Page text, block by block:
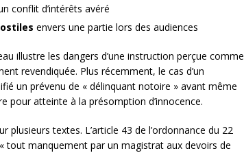
conflit d’intérêts avéré
envers une partie lors des audiences
illustre les dangers d’une instruction perçue comme
revendiquée. Plus récemment, le cas d’un
un prévenu de « délinquant notoire » avant même
pour atteinte à la présomption d’innocence.
plusieurs textes. L’article 43 de l’ordonnance du 22
tout manquement par un magistrat aux devoirs de